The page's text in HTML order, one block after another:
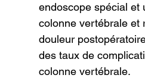
endoscope spécial et
colonne vertébrale et
douleur
des taux de
colonne vertébrale.